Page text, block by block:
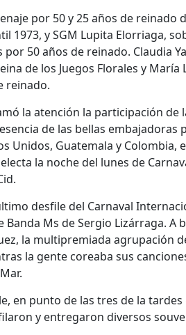
por 50 y 25 años de reinado
1973, y SGM Lupita Elorriaga,
por 50 años de reinado. Claudia
de los Juegos Florales y
reinado.
la atención la participación de
de las bellas
Unidos, Guatemala y Colombia,
la noche del lunes de
desfile del Carnaval
Banda Ms de Sergio Lizárraga.
la multipremiada agrupación
la gente coreaba sus
en punto de las tres de la
y entregaron diversos